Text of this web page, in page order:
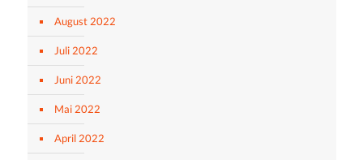
August 2022
Juli 2022
Juni 2022
Mai 2022
April 2022